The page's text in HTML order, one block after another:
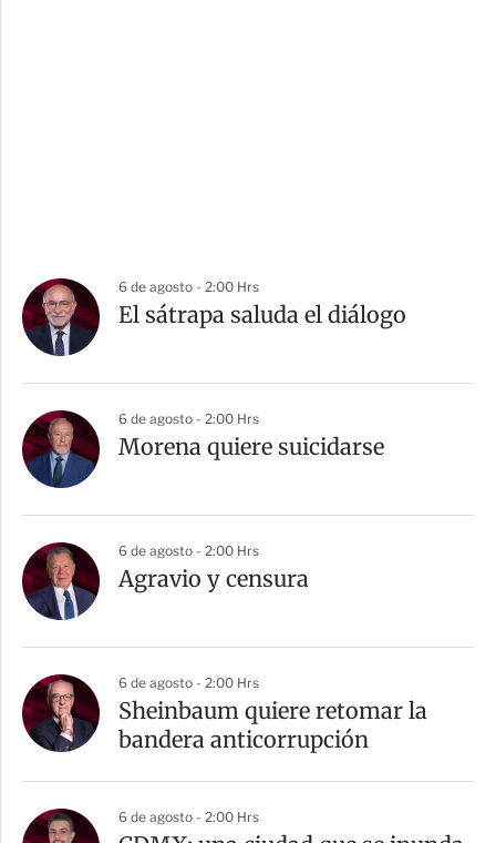
6 de agosto - 2:00 Hrs
El sátrapa saluda el diálogo
6 de agosto - 2:00 Hrs
Morena quiere suicidarse
6 de agosto - 2:00 Hrs
Agravio y censura
6 de agosto - 2:00 Hrs
Sheinbaum quiere retomar la
bandera anticorrupción
6 de agosto - 2:00 Hrs